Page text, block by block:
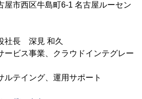
市西区牛島町6-1 名古屋ルーセン
社長 深見 和久
ービス事業、クラウドインテグレー
ング、運用サポート